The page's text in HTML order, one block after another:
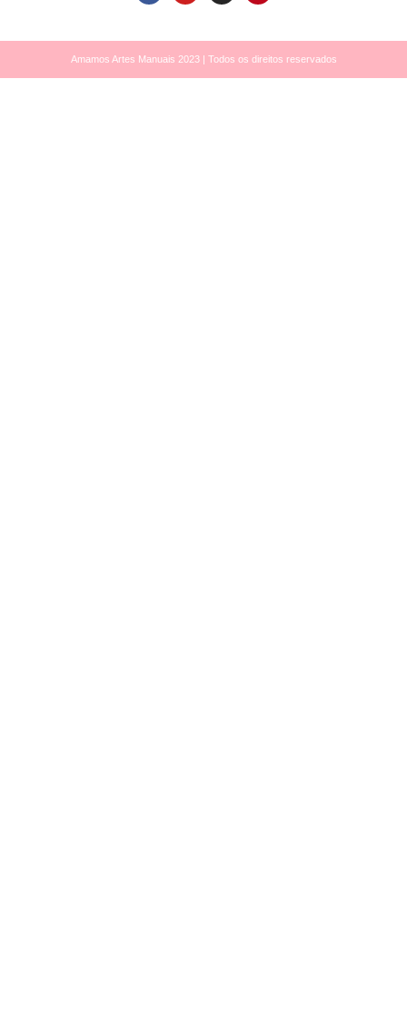
Amamos Artes Manuais 2023 | Todos os direitos reservados